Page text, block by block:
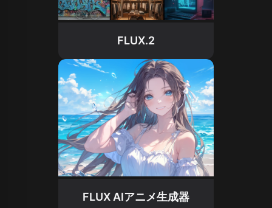
FLUX.2
FLUX AIアニメ生成器